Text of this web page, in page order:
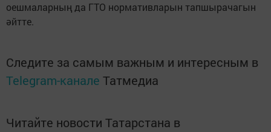
оешмаларның да ГТО нормативларын тапшырачагын
әйтте.
Следите за самым важным и интересным в
Telegram-канале Татмедиа
Читайте новости Татарстана в